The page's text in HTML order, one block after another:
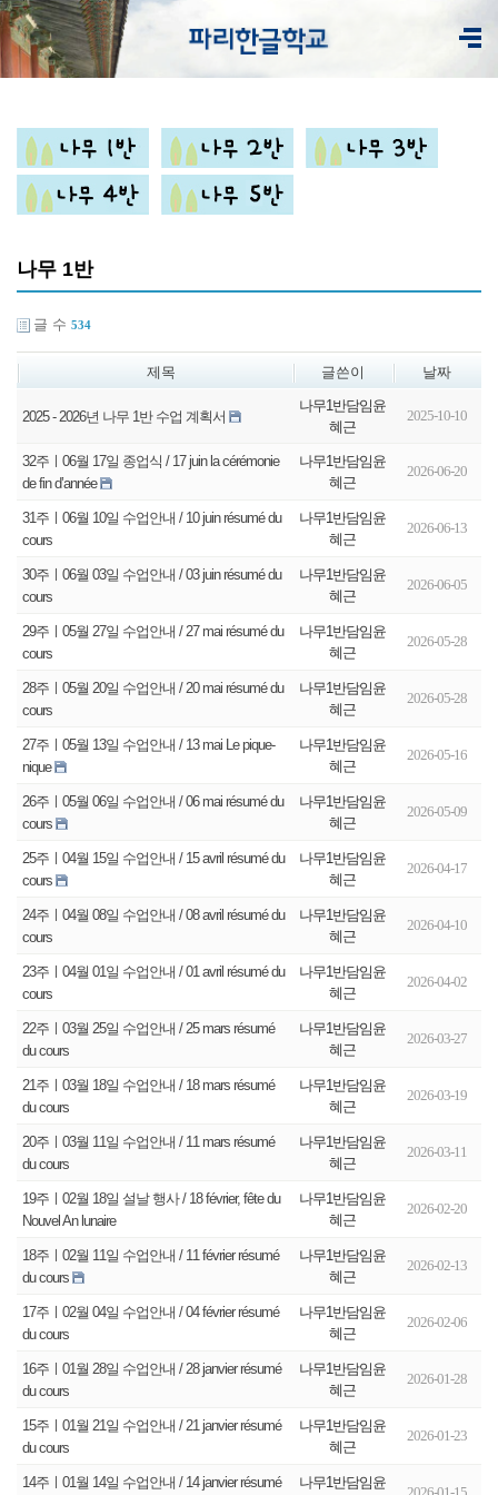
나무 1반
글 수 534
제목 글쓴이 날짜
2025 - 2026년 나무 1반 수업 계획서
나무1반담임윤
혜근
2025-10-10
32주ㅣ06월 17일 종업식 / 17 juin la cérémonie
de fin d’année
나무1반담임윤
혜근
2026-06-20
31주ㅣ06월 10일 수업안내 / 10 juin résumé du
cours
나무1반담임윤
혜근
2026-06-13
30주ㅣ06월 03일 수업안내 / 03 juin résumé du
cours
나무1반담임윤
혜근
2026-06-05
29주ㅣ05월 27일 수업안내 / 27 mai résumé du
cours
나무1반담임윤
혜근
2026-05-28
28주ㅣ05월 20일 수업안내 / 20 mai résumé du
cours
나무1반담임윤
혜근
2026-05-28
27주ㅣ05월 13일 수업안내 / 13 mai Le pique-
nique
나무1반담임윤
혜근
2026-05-16
26주ㅣ05월 06일 수업안내 / 06 mai résumé du
cours
나무1반담임윤
혜근
2026-05-09
25주ㅣ04월 15일 수업안내 / 15 avril résumé du
cours
나무1반담임윤
혜근
2026-04-17
24주ㅣ04월 08일 수업안내 / 08 avril résumé du
cours
나무1반담임윤
혜근
2026-04-10
23주ㅣ04월 01일 수업안내 / 01 avril résumé du
cours
나무1반담임윤
혜근
2026-04-02
22주ㅣ03월 25일 수업안내 / 25 mars résumé
du cours
나무1반담임윤
혜근
2026-03-27
21주ㅣ03월 18일 수업안내 / 18 mars résumé
du cours
나무1반담임윤
혜근
2026-03-19
20주ㅣ03월 11일 수업안내 / 11 mars résumé
du cours
나무1반담임윤
혜근
2026-03-11
19주ㅣ02월 18일 설날 행사 / 18 février, fête du
Nouvel An lunaire
나무1반담임윤
혜근
2026-02-20
18주ㅣ02월 11일 수업안내 / 11 février résumé
du cours
나무1반담임윤
혜근
2026-02-13
17주ㅣ02월 04일 수업안내 / 04 février résumé
du cours
나무1반담임윤
혜근
2026-02-06
16주ㅣ01월 28일 수업안내 / 28 janvier résumé
du cours
나무1반담임윤
혜근
2026-01-28
15주ㅣ01월 21일 수업안내 / 21 janvier résumé
du cours
나무1반담임윤
혜근
2026-01-23
14주ㅣ01월 14일 수업안내 / 14 janvier résumé 나무1반담임윤